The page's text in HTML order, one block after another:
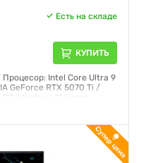
Есть на складе
КУПИТЬ
Intel Core Ultra 9
GeForce RTX 5070 Ti /
Windows 11 Home